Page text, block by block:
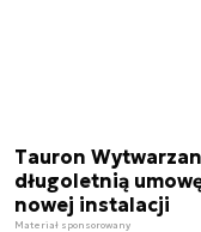
Tauron
długoletnią
nowej instalacji
Materiał sponsorowany